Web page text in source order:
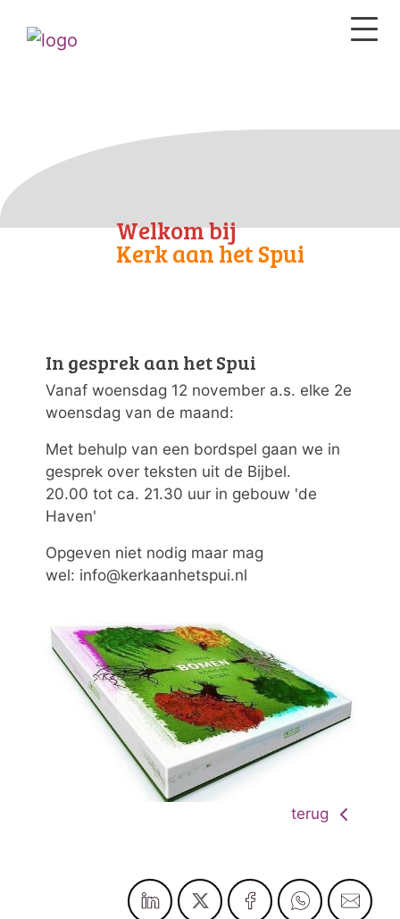
Welkom bij
Kerk aan het Spui
In gesprek aan het Spui
Vanaf woensdag 12 november a.s. elke 2e
woensdag van de maand:
Met behulp van een bordspel gaan we in
gesprek over teksten uit de Bijbel.
20.00 tot ca. 21.30 uur in gebouw 'de
Haven'
Opgeven niet nodig maar mag
wel: info@kerkaanhetspui.nl
terug